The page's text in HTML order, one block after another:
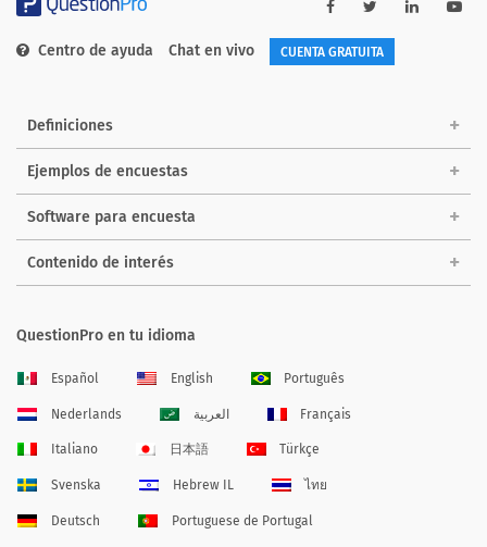
Centro de ayuda Chat en vivo CUENTA GRATUITA
Definiciones
Ejemplos de encuestas
Software para encuesta
Contenido de interés
QuestionPro en tu idioma
Español English Português
Nederlands العربية Français
Italiano 日本語 Türkçe
Svenska Hebrew IL ไทย
Deutsch Portuguese de Portugal